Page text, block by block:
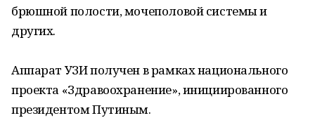
брюшной полости, мочеполовой системы и
других.
Аппарат УЗИ получен в рамках национального
проекта «Здравоохранение», инициированного
президентом Путиным.